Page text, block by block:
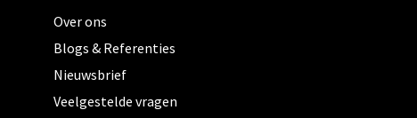
Over ons
Blogs & Referenties
Nieuwsbrief
Veelgestelde vragen